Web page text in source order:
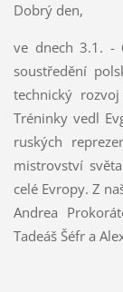
Dobrý den,
ve dnech 3.1. -
soustředění
technický
Tréninky vedl
ruských
mistrovství
celé Evropy. Z
Andrea
Tadeáš Šéfr a